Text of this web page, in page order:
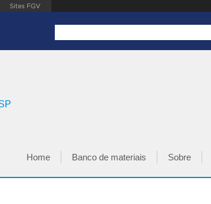
FORMULÁRIO DE BUSCA
MENU PRINCIPAL
Home Banco de materiais Sobre